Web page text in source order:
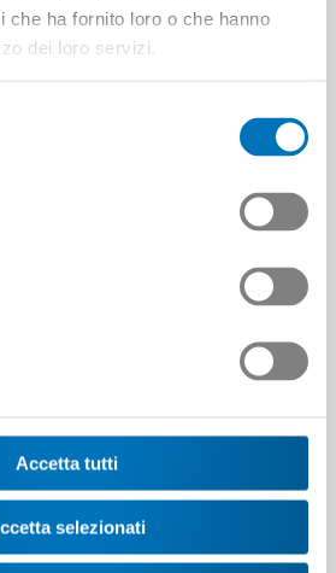
che ha fornito loro o che hanno
dei loro servizi.
Accetta tutti
selezionati